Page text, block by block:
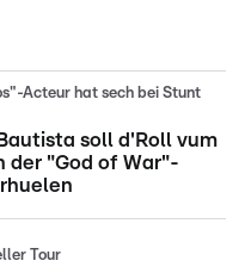
Acteur hat sech bei Stunt
soll d'Roll vum
der "God of War"-
Tour